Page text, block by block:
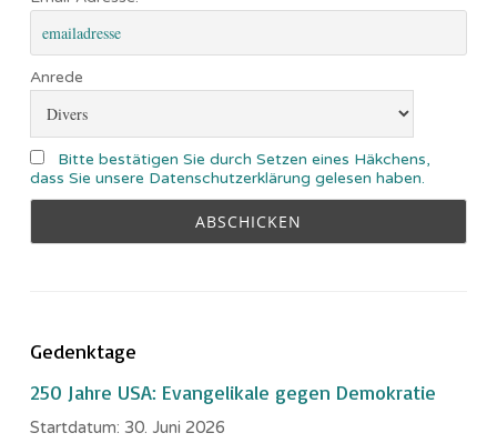
Anrede
Bitte bestätigen Sie durch Setzen eines Häkchens,
dass Sie unsere Datenschutzerklärung gelesen haben.
Gedenktage
250 Jahre USA: Evangelikale gegen Demokratie
Startdatum: 30. Juni 2026